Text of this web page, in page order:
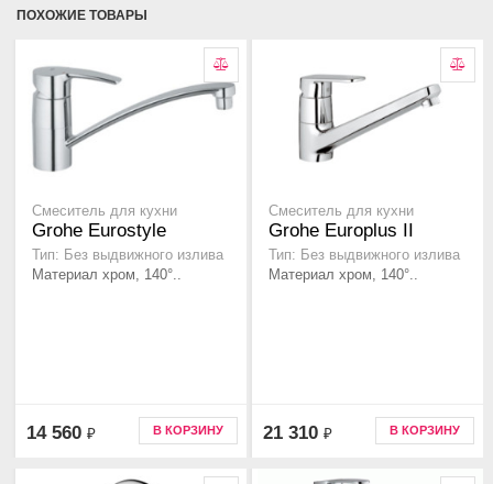
ПОХОЖИЕ ТОВАРЫ
Смеситель для кухни
Grohe Eurostyle
Тип: Без выдвижного излива
Материал хром, 140°..
14 560 ₽ В КОРЗИНУ
Смеситель для кухни
Grohe Europlus II
Тип: Без выдвижного излива
Материал хром, 140°..
21 310 ₽ В КОРЗИНУ